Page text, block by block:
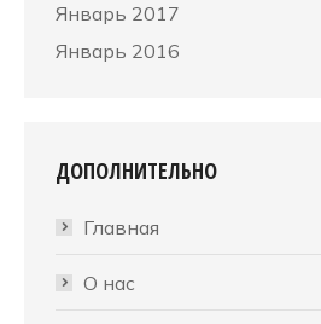
Январь 2017
Январь 2016
ДОПОЛНИТЕЛЬНО
Главная
О нас